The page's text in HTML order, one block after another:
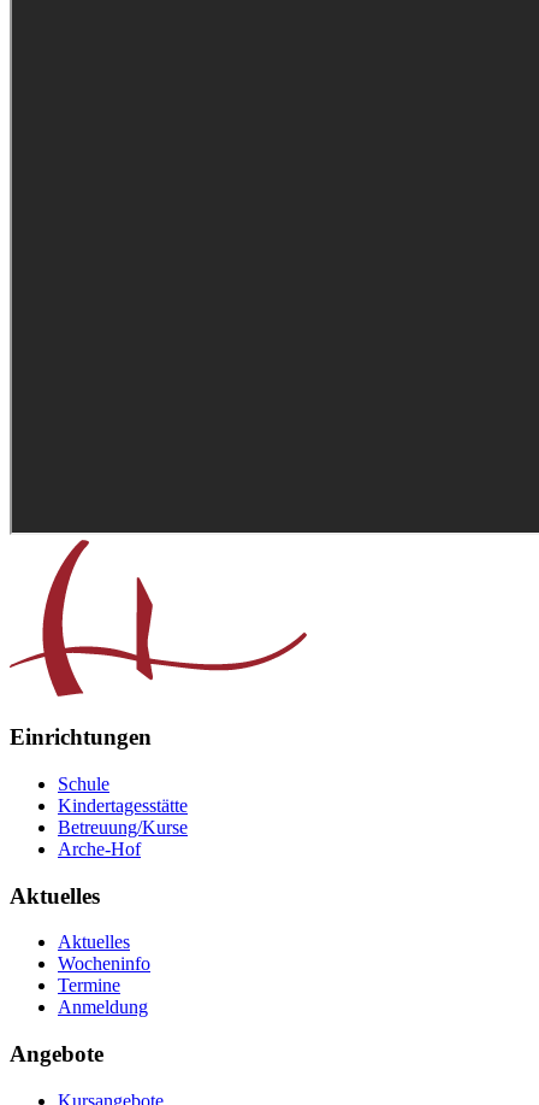
Einrichtungen
Schule
Kindertagesstätte
Betreuung/Kurse
Arche-Hof
Aktuelles
Aktuelles
Wocheninfo
Termine
Anmeldung
Angebote
Kursangebote